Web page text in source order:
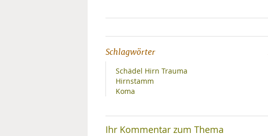
Schlagwörter
Schädel Hirn Trauma
Hirnstamm
Koma
Ihr Kommentar zum Thema